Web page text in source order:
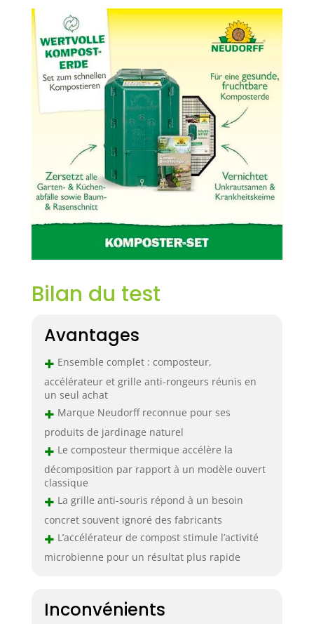
Bilan du test
Avantages
+ Ensemble complet : composteur,
accélérateur et grille anti-rongeurs réunis en
un seul achat
+ Marque Neudorff reconnue pour ses
produits de jardinage naturel
+ Le composteur thermique accélère la
décomposition par rapport à un modèle ouvert
classique
+ La grille anti-souris répond à un besoin
concret souvent ignoré des fabricants
+ L’accélérateur de compost stimule l’activité
microbienne pour un résultat plus rapide
Inconvénients